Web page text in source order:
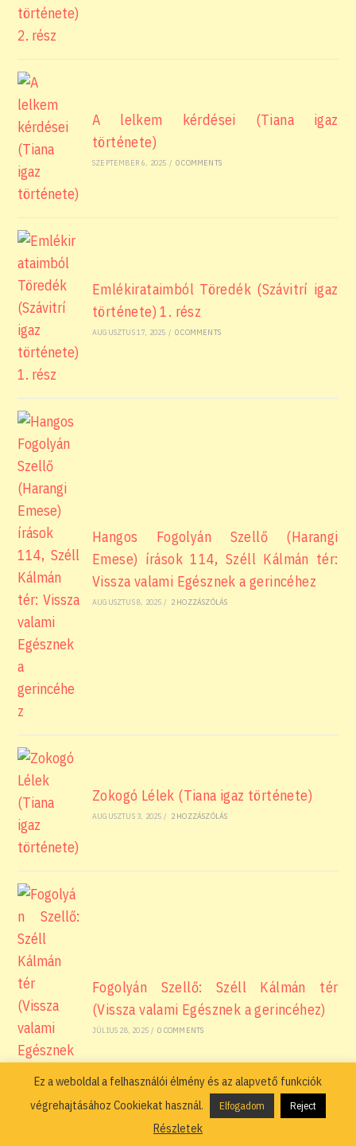
A lelkem kérdései (Tiana igaz
története)
SZEPTEMBER 6, 2025 / 0 COMMENTS
Emlékirataimból Töredék (Szávitrí igaz
története) 1. rész
AUGUSZTUS 17, 2025 / 0 COMMENTS
Hangos Fogolyán Szellő (Harangi
Emese) írások 114, Széll Kálmán tér:
Vissza valami Egésznek a gerincéhez
AUGUSZTUS 8, 2025 / 2 HOZZÁSZÓLÁS
Zokogó Lélek (Tiana igaz története)
AUGUSZTUS 3, 2025 / 2 HOZZÁSZÓLÁS
Fogolyán Szellő: Széll Kálmán tér
(Vissza valami Egésznek a gerincéhez)
JÚLIUS 28, 2025 / 0 COMMENTS
Ez a weboldal a felhasználói élmény és az alapvető funkciók
végrehajtásához Cookiekat használ.
Elfogadom Reject
Részletek